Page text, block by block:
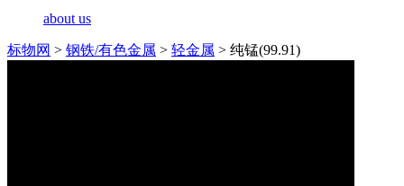
about us
标物网 > 钢铁/有色金属 > 轻金属 > 纯锰(99.91)